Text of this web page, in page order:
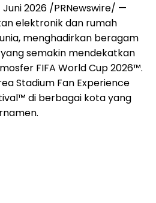
Juni 2026 /PRNewswire/ —
elektronik dan rumah
menghadirkan beragam
semakin mendekatkan
FIFA World Cup 2026™.
Stadium Fan Experience
di berbagai kota yang